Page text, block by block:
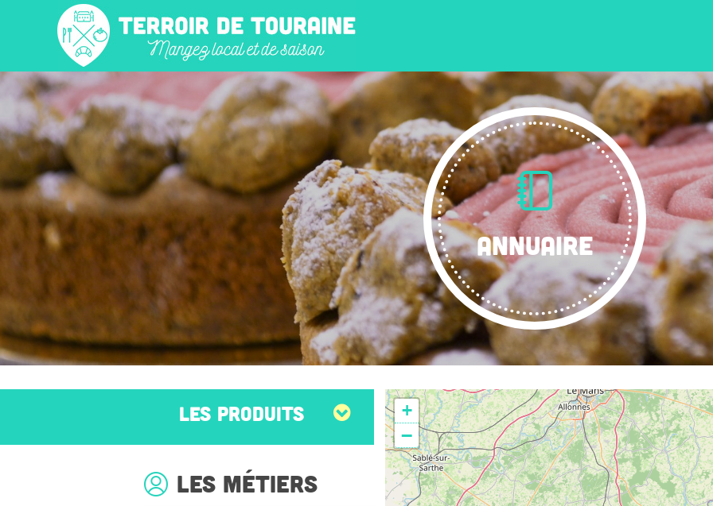
ANNUAIRE
LES PRODUITS
Les métiers
+
−